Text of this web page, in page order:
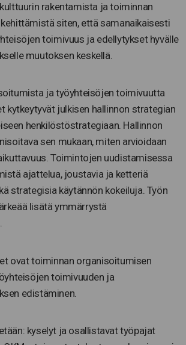
rakentamista ja toiminnan
siten, että samanaikaisesti
toimivuus ja edellytykset hyvälle
muutoksen keskellä.
ja työyhteisöjen toimivuutta
kytkeytyvät julkisen hallinnon strategian
henkilöstöstrategiaan. Hallinnon
sen mukaan, miten arvioidaan
Toimintojen uudistamisessa
ajattelua, joustavia ja ketteriä
strategisia käytännön kokeiluja. Työn
lisätä ymmärrystä
ovat toiminnan organisoitumisen
toimivuuden ja
edistäminen.
kyselyt ja osallistavat työpajat